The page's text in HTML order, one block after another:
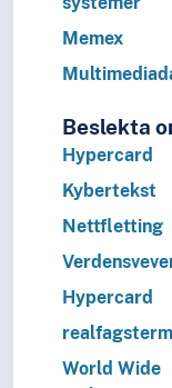
Memex
Beslekta
Hypercard
Kybertekst
Nettfletting
Hypercard
World Wide